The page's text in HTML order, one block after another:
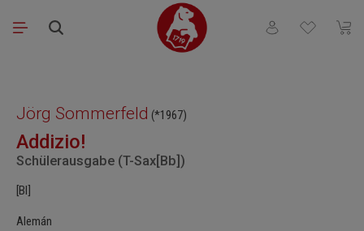
Saltar al contenido principal
Tienes 0 El
Jörg Sommerfeld (*1967)
Addizio!
Schülerausgabe (T-Sax[Bb])
[Bl]
Alemán